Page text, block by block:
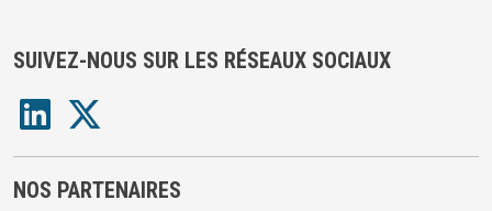
SUIVEZ-NOUS SUR LES RÉSEAUX SOCIAUX
NOS PARTENAIRES